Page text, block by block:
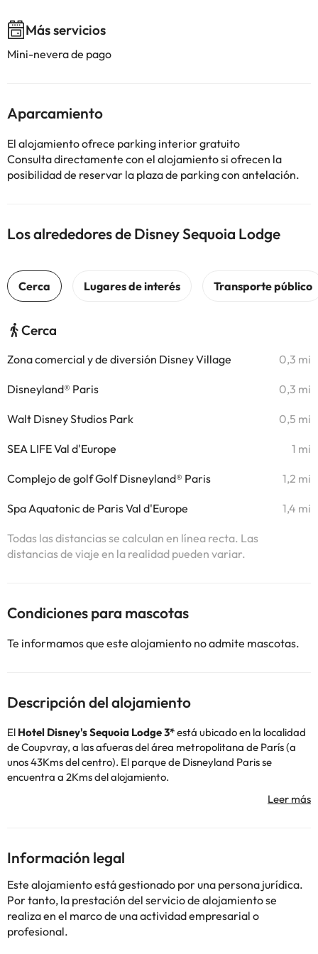
Más servicios
Mini-nevera de pago
Aparcamiento
El alojamiento ofrece parking interior gratuito
Consulta directamente con el alojamiento si ofrecen la
posibilidad de reservar la plaza de parking con antelación.
Los alrededores de Disney Sequoia Lodge
Cerca
Zona comercial y de diversión Disney Village 0,3 mi
Disneyland® Paris 0,3 mi
Walt Disney Studios Park 0,5 mi
SEA LIFE Val d'Europe 1 mi
Complejo de golf Golf Disneyland® Paris 1,2 mi
Spa Aquatonic de Paris Val d'Europe 1,4 mi
Todas las distancias se calculan en línea recta. Las
distancias de viaje en la realidad pueden variar.
Condiciones para mascotas
Te informamos que este alojamiento no admite mascotas.
Descripción del alojamiento
El Hotel Disney's Sequoia Lodge 3*está ubicado en la localidad
de Coupvray, a las afueras del área metropolitana de París (a
unos 43Kms del centro). El parque de Disneyland Paris se
encuentra a 2Kms del alojamiento.
Este hotel es el lugar perfecto para relajarte en un entorno
magnífico y tranquilo rodeado de majestuosas secuoyas.
personajes, acceder hasta dos* horas antes a los parques (antes
de que abran a los clientes sin alojamiento) y la posibilidad de
llegar a los parques con autobuses que hacen la ruta entre los
hoteles y el parking que está al lado de las entradas de los dos
parques.
Además, encontrarás cafeterías y restaurantes donde podrás,
desayunar, comer y cenar como el Hunter's Grill o el Redwood
Información legal
Este alojamiento está gestionado por una persona jurídica.
Por tanto, la prestación del servicio de alojamiento se
realiza en el marco de una actividad empresarial o
profesional.